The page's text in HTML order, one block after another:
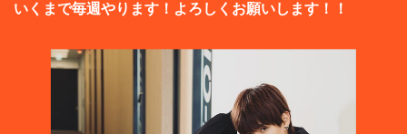
いくまで毎週やります！よろしくお願いします！！